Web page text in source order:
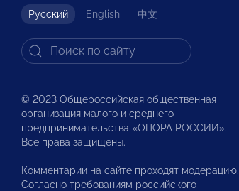
Русский English 中文
© 2023 Общероссийская общественная
организация малого и среднего
предпринимательства «ОПОРА РОССИИ».
Все права защищены.
Комментарии на сайте проходят модерацию.
Согласно требованиям российского